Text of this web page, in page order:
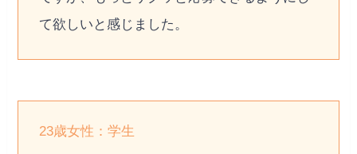
て欲しいと感じました。
23歳女性：学生